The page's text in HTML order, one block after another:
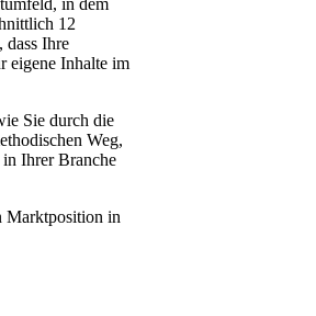
12
dass Ihre
eigene Inhalte im
Sie durch die
Weg,
Ihrer Branche
Marktposition in